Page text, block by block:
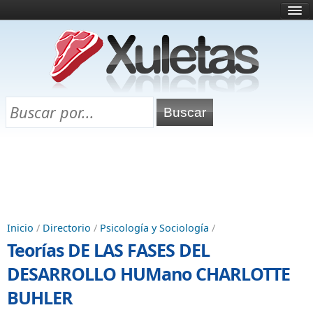
¿Qué es esto?
Directorio
Chuletas para exámenes
Inicio / Directorio / Psicología y Sociología /
Teorías DE LAS FASES DEL
DESARROLLO HUMano CHARLOTTE
BUHLER